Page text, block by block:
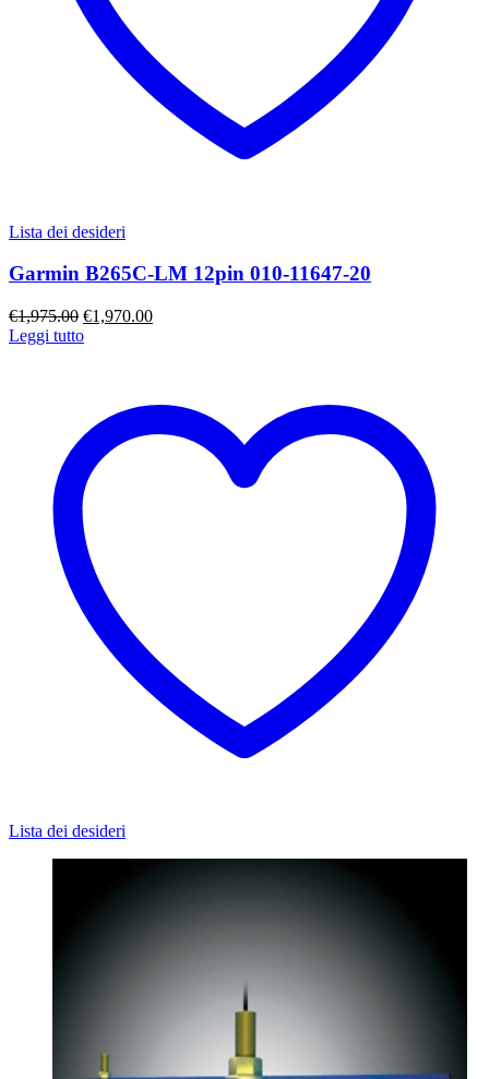
Lista dei desideri
Garmin B265C-LM 12pin 010-11647-20
€1,975.00 Il
prezzo
€1,970.00Il
Leggi tutto
Lista dei desideri